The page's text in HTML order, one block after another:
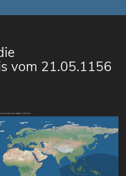
vom 21.05.1156